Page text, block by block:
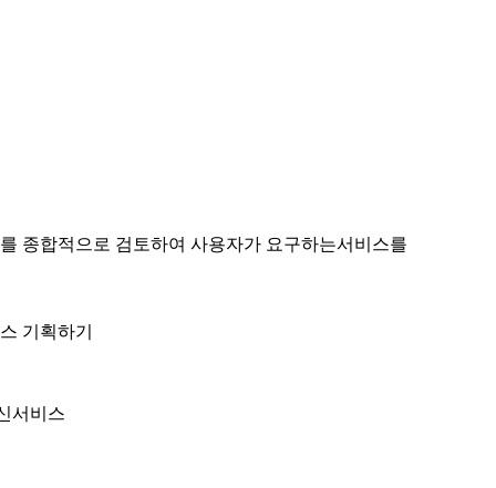
종합적으로 검토하여 사용자가 요구하는서비스를
기획하기
서비스